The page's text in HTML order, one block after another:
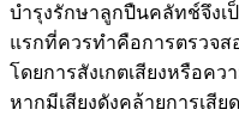
บำรุงรักษาลูกปืนคลัทช์จึงเ
แรกที่ควรทำคือการตรวจ
โดยการสังเกตเสียงหรือค
หากมีเสียงดังคล้ายการเสีย